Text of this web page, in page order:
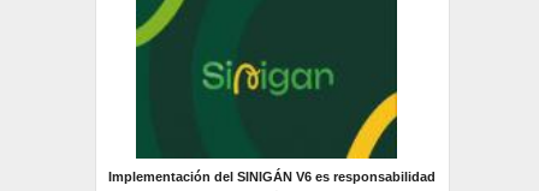
Implementación del SINIGÁN V6 es responsabilidad